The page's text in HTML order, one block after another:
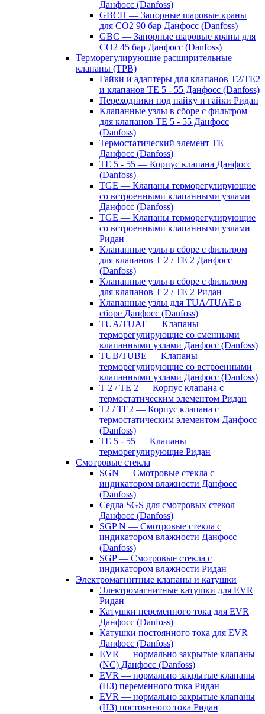
Данфосс (Danfoss)
GBCH — Запорные шаровые краны
для CO2 90 бар Данфосс (Danfoss)
GBC — Запорные шаровые краны для
CO2 45 бар Данфосс (Danfoss)
Терморегулирующие расширительные
клапаны (ТРВ)
Гайки и адаптеры для клапанов T2/TE2
и клапанов TE 5 - 55 Данфосс (Danfoss)
Переходники под пайку и гайки Ридан
Клапанные узлы в сборе с фильтром
для клапанов TE 5 - 55 Данфосс
(Danfoss)
Термостатический элемент TE
Данфосс (Danfoss)
TE 5 - 55 — Корпус клапана Данфосс
(Danfoss)
TGE — Клапаны терморегулирующие
со встроенными клапанными узлами
Данфосс (Danfoss)
TGE — Клапаны терморегулирующие
со встроенными клапанными узлами
Ридан
Клапанные узлы в сборе с фильтром
для клапанов T 2 / TE 2 Данфосс
(Danfoss)
Клапанные узлы в сборе с фильтром
для клапанов T 2 / TE 2 Ридан
Клапанные узлы для TUA/TUAE в
сборе Данфосс (Danfoss)
TUA/TUAE — Клапаны
терморегулирующие со сменными
клапанными узлами Данфосс (Danfoss)
TUB/TUBE — Клапаны
терморегулирующие со встроенными
клапанными узлами Данфосс (Danfoss)
T 2 / TE 2 — Корпус клапана с
термостатическим элементом Ридан
T2 / TE2 — Корпус клапана с
термостатическим элементом Данфосс
(Danfoss)
TE 5 - 55 — Клапаны
терморегулирующие Ридан
Смотровые стекла
SGN — Смотровые стекла с
индикатором влажности Данфосс
(Danfoss)
Седла SGS для смотровых стекол
Данфосс (Danfoss)
SGP N — Смотровые стекла с
индикатором влажности Данфосс
(Danfoss)
SGP — Смотровые стекла с
индикатором влажности Ридан
Электромагнитные клапаны и катушки
Электромагнитные катушки для EVR
Ридан
Катушки переменного тока для EVR
Данфосс (Danfoss)
Катушки постоянного тока для EVR
Данфосс (Danfoss)
EVR — нормально закрытые клапаны
(NC) Данфосс (Danfoss)
EVR — нормально закрытые клапаны
(НЗ) переменного тока Ридан
EVR — нормально закрытые клапаны
(НЗ) постоянного тока Ридан